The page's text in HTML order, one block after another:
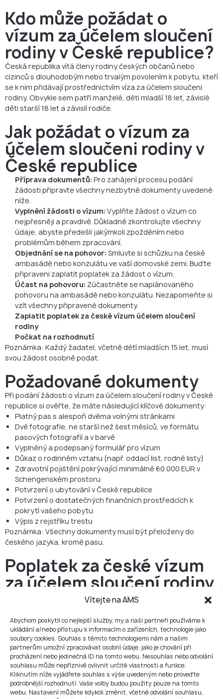
Vítejte na AMS
Abychom poskytli co nejlepší služby, my a naši partneři používáme k
ukládání a/nebo přístupu k informacím o zařízeních, technologie jako
soubory cookies. Souhlas s těmito technologiemi nám a našim
partnerům umožní zpracovávat osobní údaje, jako je chování při
procházení nebo jedinečná ID na tomto webu. Nesouhlas nebo odvolání
souhlasu může nepříznivě ovlivnit určité vlastnosti a funkce.
Kliknutím níže vyjádřete souhlas s výše uvedeným nebo proveďte
podrobnější rozhodnutí. Vaše volby budou použity pouze na tomto
webu. Nastavení můžete kdykoli změnit, včetně odvolání souhlasu,
Kdo může požádat o
vízum za účelem sloučení
rodiny v České republice?
Česká republika vítá členy rodiny českých občanů nebo
cizinců s dlouhodobým nebo trvalým povolením k pobytu, kteří
se k nim přidávají prostřednictvím víza za účelem sloučeni
rodiny. Obvykle sem patří manželé, děti mladší 18 let, závislé
děti starší 18 let a závislí rodiče.
Jak požádat o vízum za
účelem sloučeni rodiny v
České republice
Příprava dokumentů: Pro zahájení procesu podání
žádosti připravte všechny nezbytné dokumenty uvedené
níže.
Vyplnění žádosti o vízum: Vyplňte žádost o vízum co
nejpřesněji a pravdivě. Důkladně zkontrolujte všechny
údaje, abyste předešli jakýmkoli zpožděním nebo
problémům během zpracování.
Objednání se na pohovor: Smluvte si schůzku na české
ambasádě nebo konzulátu ve vaší domovské zemi. Buďte
připraveni zaplatit poplatek za žádost o vízum.
Účast na pohovoru: Zúčastněte se naplánovaného
pohovoru na ambasádě nebo konzulátu. Nezapomeňte si
vzít všechny připravené dokumenty.
Zaplatit poplatek za české vízum účelem sloučení
rodiny
Počkat na rozhodnutí
Poznámka: Každý žadatel, včetně dětí mladších 15 let, musí
svou žádost osobně podat.
Požadované dokumenty
Při podání žádosti o vízum za účelem sloučení rodiny v České
republice si ověřte, že máte následující klíčové dokumenty:
Platný pas s alespoň dvěma volnými stránkami
Dvě fotografie, ne starší než šest měsíců, ve formátu
pasových fotografií a v barvě
Vyplněný a podepsaný formulář pro vízum
Důkaz o rodinném vztahu (např. oddací list, rodné listy)
Zdravotní pojištění pokrývající minimálně 60 000 EUR v
Schengenském prostoru
Potvrzení o ubytování v České republice
Potvrzení o dostatečných finančních prostředcích k
pokrytí vašeho pobytu
Výpis z rejstříku trestu
Poznámka: Všechny dokumenty musí být přeloženy do
českého jazyka, kromě pasu.
Poplatek za české vízum
za účelem sloučení rodiny
Poplatek za vízum za účelem sloučení rodiny v České
republice činí 2 500 Kč. Děti, které jsou mladší než 6 let, nejsou
povinné platit poplatek za vízum.
Doba zpracování
Doba zpracování víza za účelem sloučení rodiny v České
republice se pohybuje od 90 do 120 dnů. Je vhodné začít
žádost o vízum podávat s dostatečným předstihem před
plánovaným sloučením, abyste zajistili hladký průběh
procesu.